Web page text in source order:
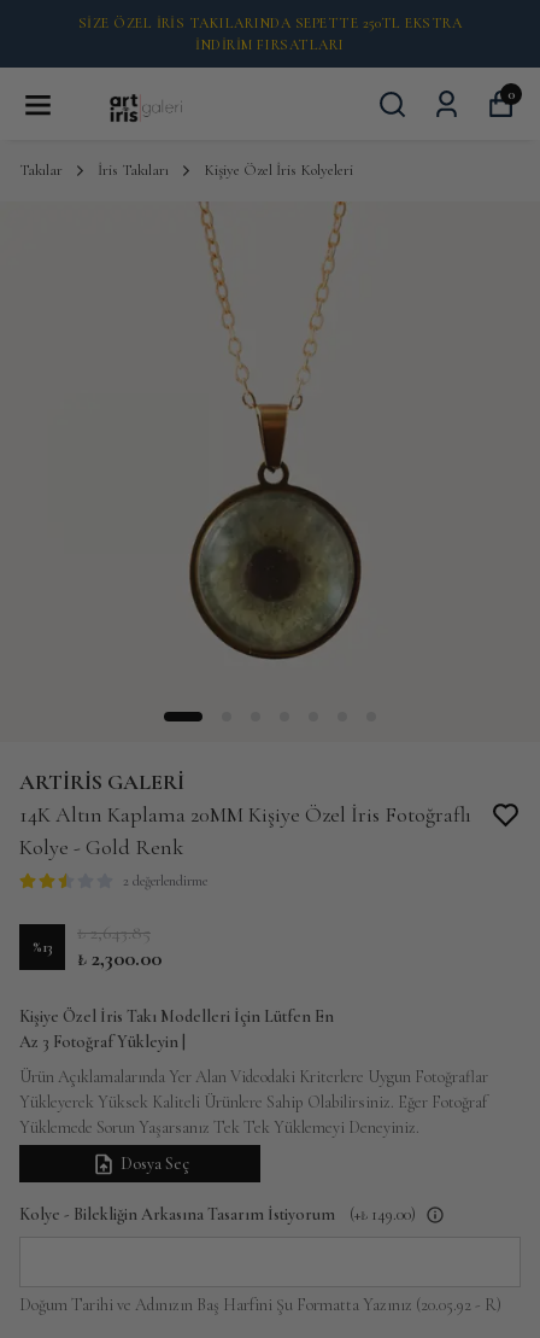
2000 TL ÜZERI ÜCRETSİZ KARGO 🚚
0
Takılar İris Takıları Kişiye Özel İris Kolyeleri
ARTİRİS GALERİ
14K Altın Kaplama 20MM Kişiye Özel İris Fotoğraflı
Kolye - Gold Renk
2 değerlendirme
%13
₺ 2,643.85
₺ 2,300.00
Kişiye Özel İris Takı Modelleri İçin Lütfen En
Az 3 Fotoğraf Yükleyin |
Ürün Açıklamalarında Yer Alan Videodaki Kriterlere Uygun Fotoğraflar
Yükleyerek Yüksek Kaliteli Ürünlere Sahip Olabilirsiniz. Eğer Fotoğraf
Yüklemede Sorun Yaşarsanız Tek Tek Yüklemeyi Deneyiniz.
Dosya Seç
Kolye - Bilekliğin Arkasına Tasarım İstiyorum (+₺ 149.00)
Doğum Tarihi ve Adınızın Baş Harfini Şu Formatta Yazınız (20.05.92 - R)